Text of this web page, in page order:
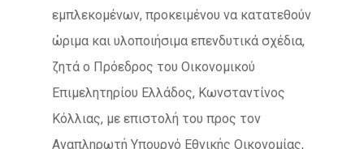
εμπλεκομένων, προκειμένου να κατατεθούν
ώριμα και υλοποιήσιμα επενδυτικά σχέδια,
ζητά ο Πρόεδρος του Οικονομικού
Επιμελητηρίου Ελλάδος, Κωνσταντίνος
Κόλλιας, με επιστολή του προς τον
Αναπληρωτή Υπουργό Εθνικής Οικονομίας,